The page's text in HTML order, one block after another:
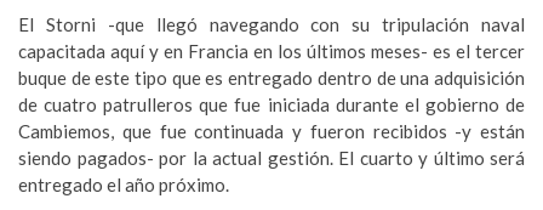
El Storni -que llegó navegando con su tripulación naval
capacitada aquí y en Francia en los últimos meses- es el tercer
buque de este tipo que es entregado dentro de una adquisición
de cuatro patrulleros que fue iniciada durante el gobierno de
Cambiemos, que fue continuada y fueron recibidos -y están
siendo pagados- por la actual gestión. El cuarto y último será
entregado el año próximo.